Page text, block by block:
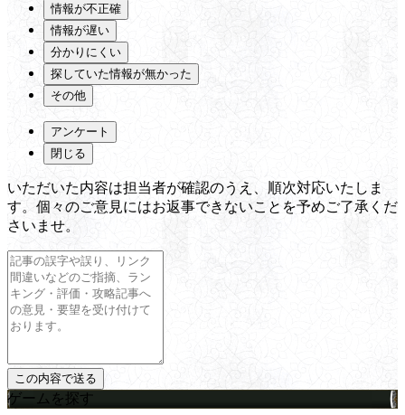
情報が不正確
情報が遅い
分かりにくい
探していた情報が無かった
その他
アンケート
閉じる
いただいた内容は担当者が確認のうえ、順次対応いたしま
す。個々のご意見にはお返事できないことを予めご了承くだ
さいませ。
ゲームを探す